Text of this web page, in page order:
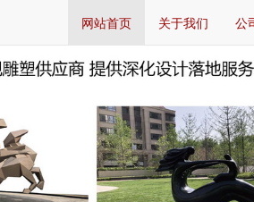
网站首页 关于我们 公